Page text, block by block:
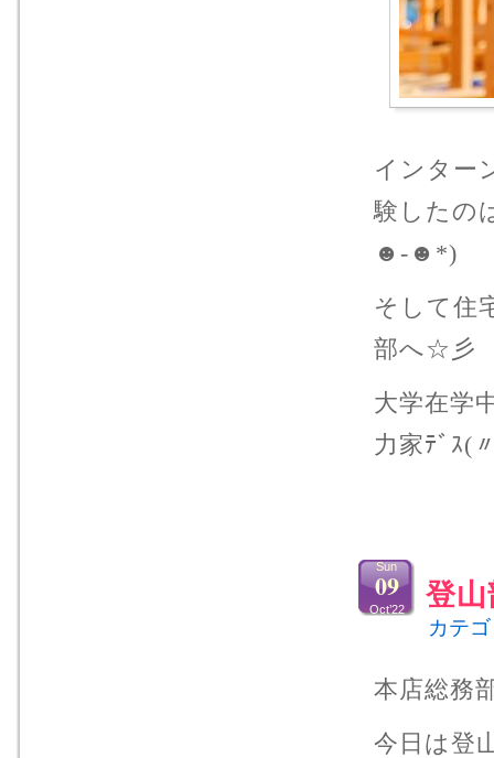
インター
験したの
☻-☻*)
そして住
部へ☆彡
大学在学
力家ﾃﾞｽ(
登山
Sun
09
Oct’22
カテ
本店総務
今日は登